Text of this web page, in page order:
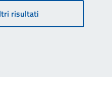
risultati